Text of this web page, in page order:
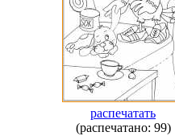
распечатать
(распечатано: 99)